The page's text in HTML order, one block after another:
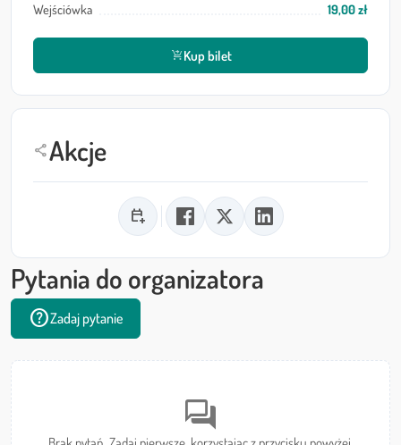
Wejściówka 19,00 zł
shopping_cart_checkoutKup bilet
shareAkcje
calendar_add_on
Pytania do organizatora
helpZadaj pytanie
forum